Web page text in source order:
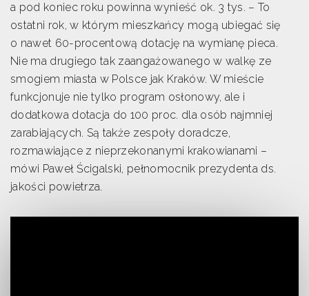
a pod koniec roku powinna wynieść ok. 3 tys. – To
ostatni rok, w którym mieszkańcy mogą ubiegać się
o nawet 60-procentową dotację na wymianę pieca.
Nie ma drugiego tak zaangażowanego w walkę ze
smogiem miasta w Polsce jak Kraków. W mieście
funkcjonuje nie tylko program osłonowy, ale i
dodatkowa dotacja do 100 proc. dla osób najmniej
zarabiających. Są także zespoły doradcze,
rozmawiające z nieprzekonanymi krakowianami –
mówi Paweł Ścigalski, pełnomocnik prezydenta ds.
jakości powietrza.